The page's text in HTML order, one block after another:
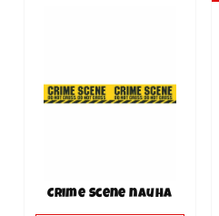
Crime Scene nauha